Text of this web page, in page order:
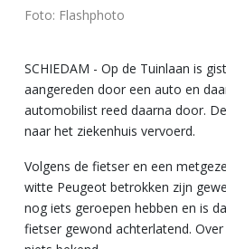
Foto: Flashphoto
SCHIEDAM - Op de Tuinlaan is
aangereden door een auto en
automobilist reed daarna door.
naar het ziekenhuis vervoerd.
Volgens de fietser en een
witte Peugeot betrokken zijn
nog iets geroepen hebben en is
fietser gewond achterlatend.